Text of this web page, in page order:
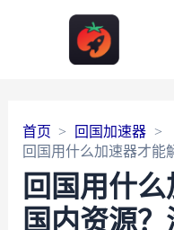
首页
回国加速器
回国用什么加速器才能
回国用什
国内资源